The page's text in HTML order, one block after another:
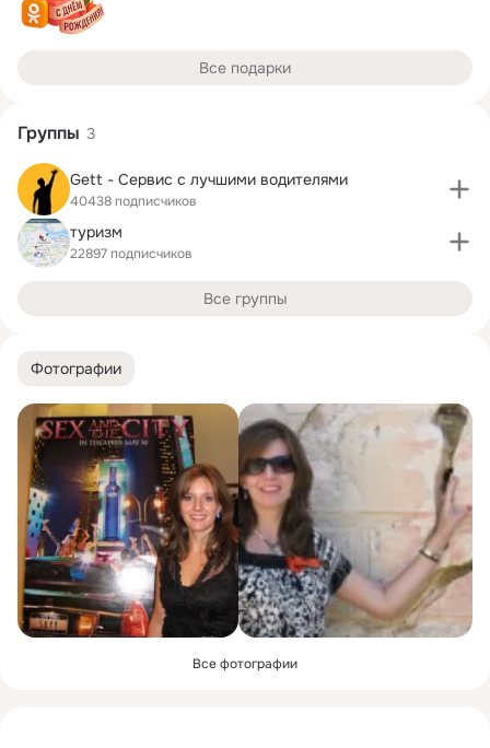
Фотографии
Все фотографии
Все подарки
Группы 3
Gett - Сервис с лучшими водителями
40438 подписчиков
туризм
22897 подписчиков
Все группы